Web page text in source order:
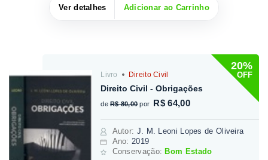
Ver detalhes Adicionar ao Carrinho
20%
OFF
Livro Direito Civil
Direito Civil - Obrigações
de R$ 80,00 por R$ 64,00
Autor: J. M. Leoni Lopes de Oliveira
Ano: 2019
Conservação: Bom Estado